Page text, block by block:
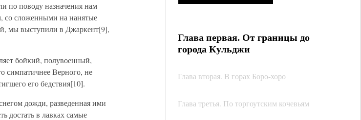
Глава первая. От границы до
города Кульджи
Глава вторая. В горах Боро-хоро
Глава третья. По торгоутским кочевьям
по поводу назначения нам
со сложенными на нанятые
мы выступили в Джаркент[9],
бойкий, полувоенный,
симпатичнее Верного, не
его бедствия[10].
дожди, разведенная ими
достать в лавках самые